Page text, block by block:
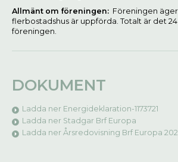
Allmänt om föreningen: Föreningen
flerbostadshus är uppförda. Totalt är det
föreningen.
DOKUMENT
Ladda ner Energideklaration-1173721
Ladda ner Stadgar Brf Europa
Ladda ner Årsredovisning Brf Europa